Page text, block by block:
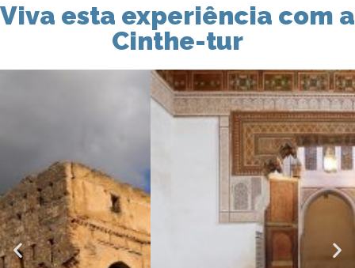
Viva esta experiência com a
Cinthe-tur